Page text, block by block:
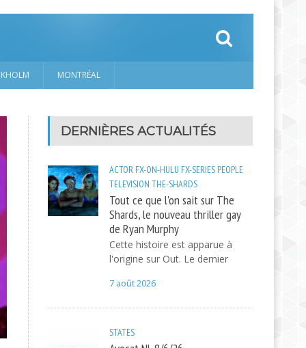
MONTRÉAL
DERNIÈRES ACTUALITÉS
ACTOR FX-ON-HULU FX-SERIES PEOPLE
TELEVISION THE-SHARDS
Tout ce que l'on sait sur The
Shards, le nouveau thriller gay
de Ryan Murphy
Cette histoire est apparue à
l'origine sur Out. Le dernier
7 août 2026
STATES